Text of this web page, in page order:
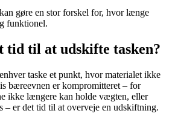
gøre en stor forskel for, hvor længe
funktionel.
tid til at udskifte tasken?
taske et punkt, hvor materialet ikke
bæreevnen er kompromitteret – for
ikke længere kan holde vægten, eller
– er det tid til at overveje en udskiftning.